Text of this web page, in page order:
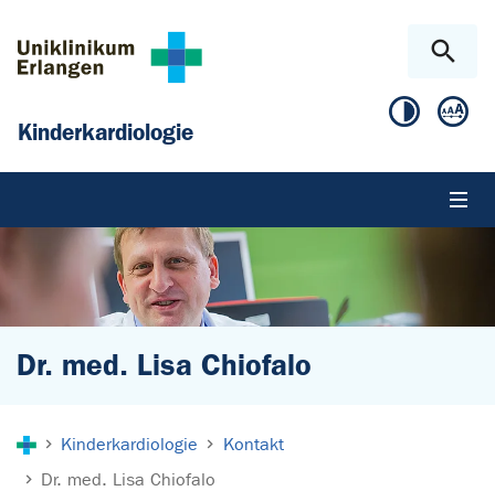
Kinderkardiologie
Dr. med. Lisa Chiofalo
Kinderkardiologie
Kontakt
Dr. med. Lisa Chiofalo